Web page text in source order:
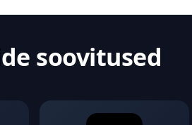
soovitused